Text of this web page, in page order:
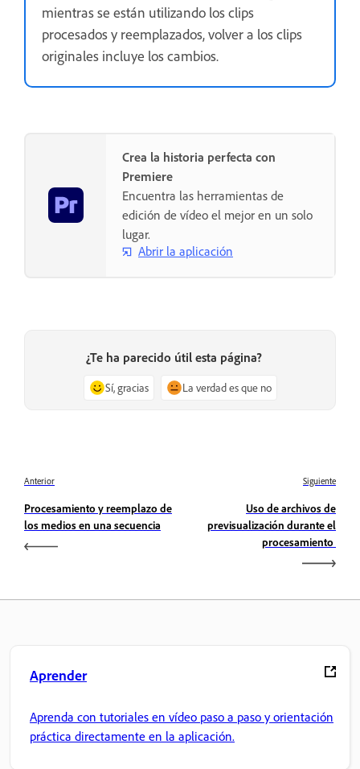
mientras se están utilizando los clips
procesados y reemplazados, volver a los clips
originales incluye los cambios.
Crea la historia perfecta con
Premiere
Encuentra las herramientas de
edición de vídeo el mejor en un solo
lugar.
Abrir la aplicación
¿Te ha parecido útil esta página?
Sí, gracias La verdad es que no
Anterior
Procesamiento y reemplazo de
los medios en una secuencia
Siguiente
Uso de archivos de
previsualización durante el
procesamiento
Aprender
Aprenda con tutoriales en vídeo paso a paso y orientación
práctica directamente en la aplicación.